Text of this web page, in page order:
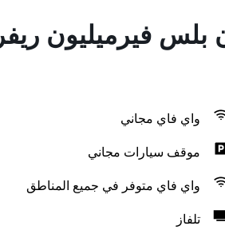
فيرميليون
واي فاي مجاني
موقف سيارات مجاني
واي فاي متوفر في جميع المناطق
تلفاز